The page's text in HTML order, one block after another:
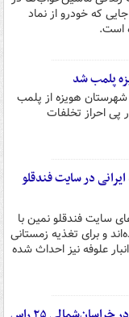
که خودرو از نماد
است.
پلمب شد
هویزه از پلمب
احراز تخلفات
در سایت فندقلو
سایت فندقلو نمین با
و برای تغذیه زمستانی
علوفه نیز احداث شده